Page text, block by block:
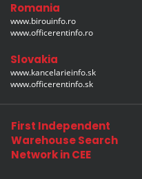
Romania
www.birouinfo.ro
www.officerentinfo.ro
Slovakia
www.kancelarieinfo.sk
www.officerentinfo.sk
First Independent
Warehouse Search
Network in CEE